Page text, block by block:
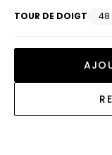
TOUR DE DOIGT 48